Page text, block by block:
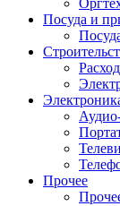
Посуда и
Прочее